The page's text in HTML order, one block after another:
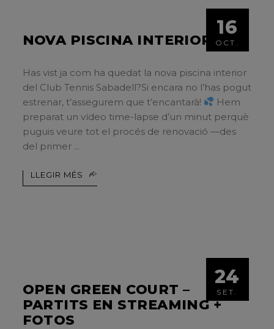
16
OCT.
NOVA PISCINA INTERIOR
Has vist ja com ha quedat la nova piscina interior
del Club Tennis Sabadell?Si encara no l’has pogut
estrenar, t’assegurem que t’encantarà!
Hem
preparat un vídeo time-lapse d’un minut perquè
puguis veure tot el procés de renovació —des
del primer
LLEGIR MÉS
24
SET.
OPEN GREEN COURT –
PARTITS EN STREAMING +
FOTOS